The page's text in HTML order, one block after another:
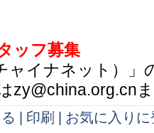
ッフ募集
ャイナネット）」
zy@china.org.cn
印刷 お気に入りに